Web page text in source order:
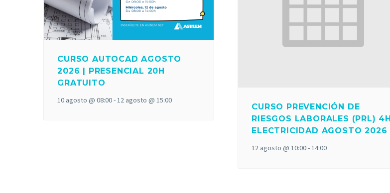
CURSO AUTOCAD AGOSTO
2026 | PRESENCIAL 20H
GRATUITO
10 agosto @ 08:00-12 agosto @ 15:00
CURSO PREVENCIÓN DE
RIESGOS LABORALES (PRL) 4H
ELECTRICIDAD AGOSTO 2026
12 agosto @ 10:00-14:00